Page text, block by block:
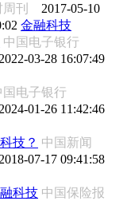
周刊 2017-05-10
金融科技
中国电子银行
2022-03-28 16:07:49
国电子银行
2024-01-26 11:42:46
技？ 中国新闻
2018-07-17 09:41:58
科技 中国保险报